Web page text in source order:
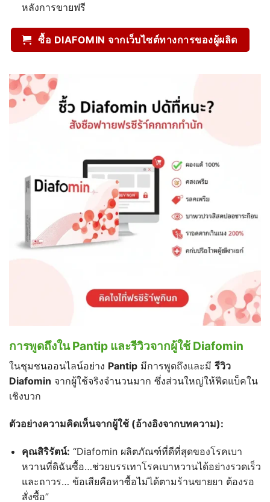
หลังการขายฟรี
ซื้อ DIAFOMIN จากเว็บไซต์ทางการของผู้ผลิต
การพูดถึงใน Pantip และรีวิวจากผู้ใช้ Diafomin
ในชุมชนออนไลน์อย่าง Pantip มีการพูดถึงและมี รีวิว
Diafomin จากผู้ใช้จริงจำนวนมาก ซึ่งส่วนใหญ่ให้ฟีดแบ็คใน
เชิงบวก
ตัวอย่างความคิดเห็นจากผู้ใช้ (อ้างอิงจากบทความ):
คุณสิริรัตน์: “Diafomin ผลิตภัณฑ์ที่ดีที่สุดของโรคเบา
หวานที่ดิฉันซื้อ…ช่วยบรรเทาโรคเบาหวานได้อย่างรวดเร็ว
และถาวร… ข้อเสียคือหาซื้อไม่ได้ตามร้านขายยา ต้องรอ
สั่งซื้อ”